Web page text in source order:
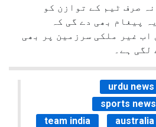
صرف ٹیم کے توازن کو
پیغام بھی دے گی کہ
اب غیر ملکی سرزمین پر بھی
ہے۔
urdu news
sports news
team india
australia